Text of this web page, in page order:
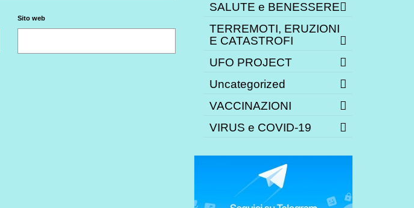
Sito web
SALUTE e BENESSERE
TERREMOTI, ERUZIONI
E CATASTROFI
UFO PROJECT
Uncategorized
VACCINAZIONI
VIRUS e COVID-19